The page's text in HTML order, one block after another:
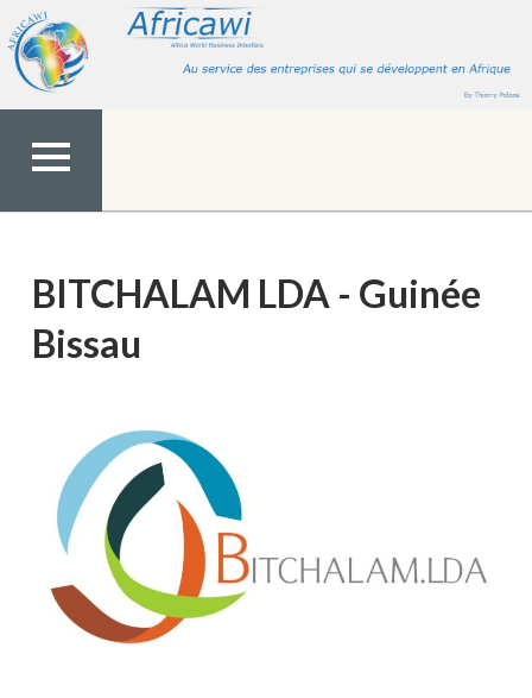
contenu
MENU
BITCHALAM LDA - Guinée
Bissau